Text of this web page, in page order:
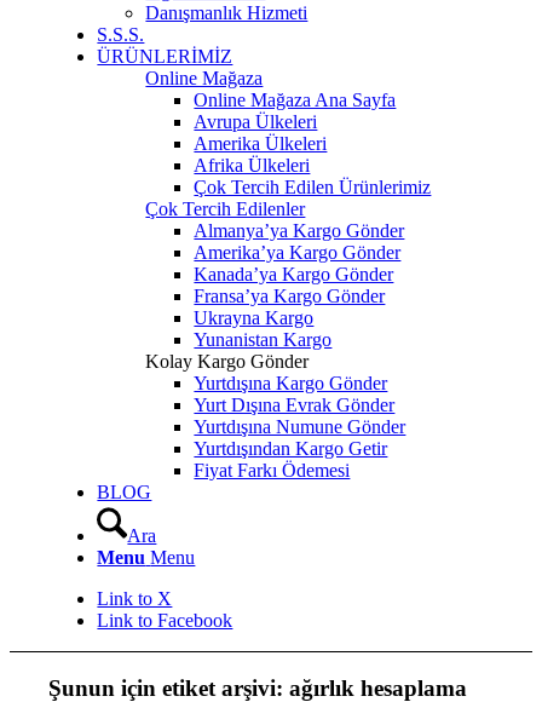
Danışmanlık Hizmeti
S.S.S.
ÜRÜNLERİMİZ
Online Mağaza
Online Mağaza Ana Sayfa
Avrupa Ülkeleri
Amerika Ülkeleri
Afrika Ülkeleri
Çok Tercih Edilen Ürünlerimiz
Çok Tercih Edilenler
Almanya’ya Kargo Gönder
Amerika’ya Kargo Gönder
Kanada’ya Kargo Gönder
Fransa’ya Kargo Gönder
Ukrayna Kargo
Yunanistan Kargo
Kolay Kargo Gönder
Yurtdışına Kargo Gönder
Yurt Dışına Evrak Gönder
Yurtdışına Numune Gönder
Yurtdışından Kargo Getir
Fiyat Farkı Ödemesi
BLOG
Ara
Menu Menu
Link to X
Link to Facebook
Şunun için etiket arşivi:ağırlık hesaplama